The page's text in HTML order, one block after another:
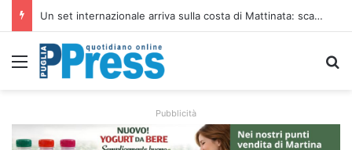
Ombrelloni lasciati sulle spiagge libere, controlli a Vieste e Peschici: liberati oltre 5mila metri quadrati
Menu
Pubblicità